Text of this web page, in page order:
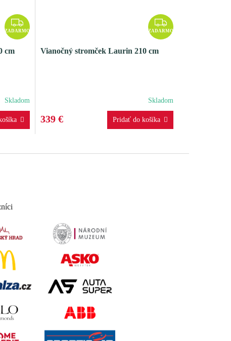
Z
A
ZADARMO
cm
Skladom
Z
A
ZADARMO
Vianočný stromček Laurin 210 cm
Skladom
339 €